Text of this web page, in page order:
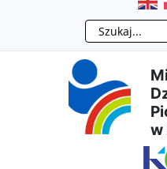
Przejdź
treści
głównej
Przejdź
menu
Przejdź
Przejdź
mapy
strony
Szukaj
w